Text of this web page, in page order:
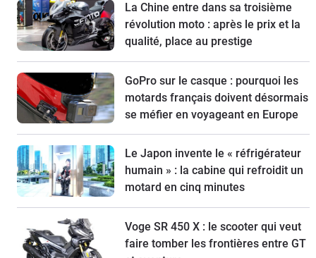
La Chine entre dans sa troisième
révolution moto : après le prix et la
qualité, place au prestige
GoPro sur le casque : pourquoi les
motards français doivent désormais
se méfier en voyageant en Europe
Le Japon invente le « réfrigérateur
humain » : la cabine qui refroidit un
motard en cinq minutes
Voge SR 450 X : le scooter qui veut
faire tomber les frontières entre GT